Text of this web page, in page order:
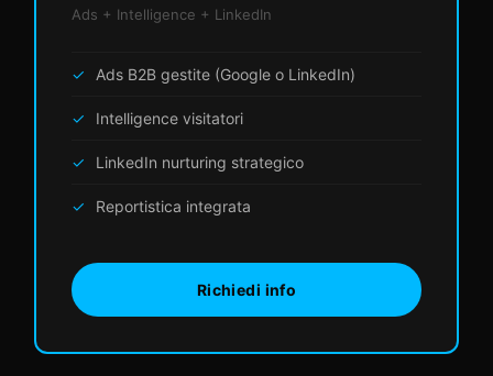
Ads + Intelligence + LinkedIn
Ads B2B gestite (Google o LinkedIn)
Intelligence visitatori
LinkedIn nurturing strategico
Reportistica integrata
Richiedi info